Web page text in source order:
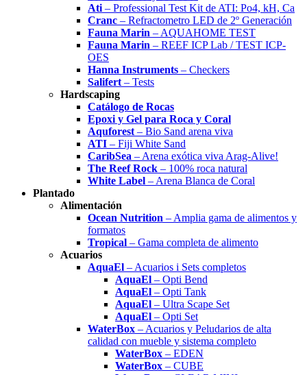
Ati – Professional Test Kit de ATI: Po4, kH, Ca
Cranc – Refractometro LED de 2º Generación
Fauna Marin – AQUAHOME TEST
Fauna Marin – REEF ICP Lab / TEST ICP-
OES
Hanna Instruments – Checkers
Salifert – Tests
Hardscaping
Catálogo de Rocas
Epoxi y Gel para Roca y Coral
Aquforest – Bio Sand arena viva
ATI – Fiji White Sand
CaribSea – Arena exótica viva Arag-Alive!
The Reef Rock – 100% roca natural
White Label – Arena Blanca de Coral
Plantado
Alimentación
Ocean Nutrition – Amplia gama de alimentos y
formatos
Tropical – Gama completa de alimento
Acuarios
AquaEl – Acuarios i Sets completos
AquaEl – Opti Bend
AquaEl – Opti Tank
AquaEl – Ultra Scape Set
AquaEl – Opti Set
WaterBox – Acuarios y Peludarios de alta
calidad con mueble y sistema completo
WaterBox – EDEN
WaterBox – CUBE